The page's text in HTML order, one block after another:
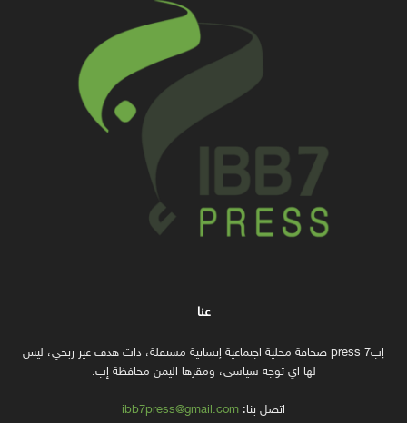
عنا
إب7 press صحافة محلية اجتماعية إنسانية مستقلة، ذات هدف غير ربحي، ليس
لها اي توجه سياسي، ومقرها اليمن محافظة إب.
اتصل بنا: ibb7press@gmail.com